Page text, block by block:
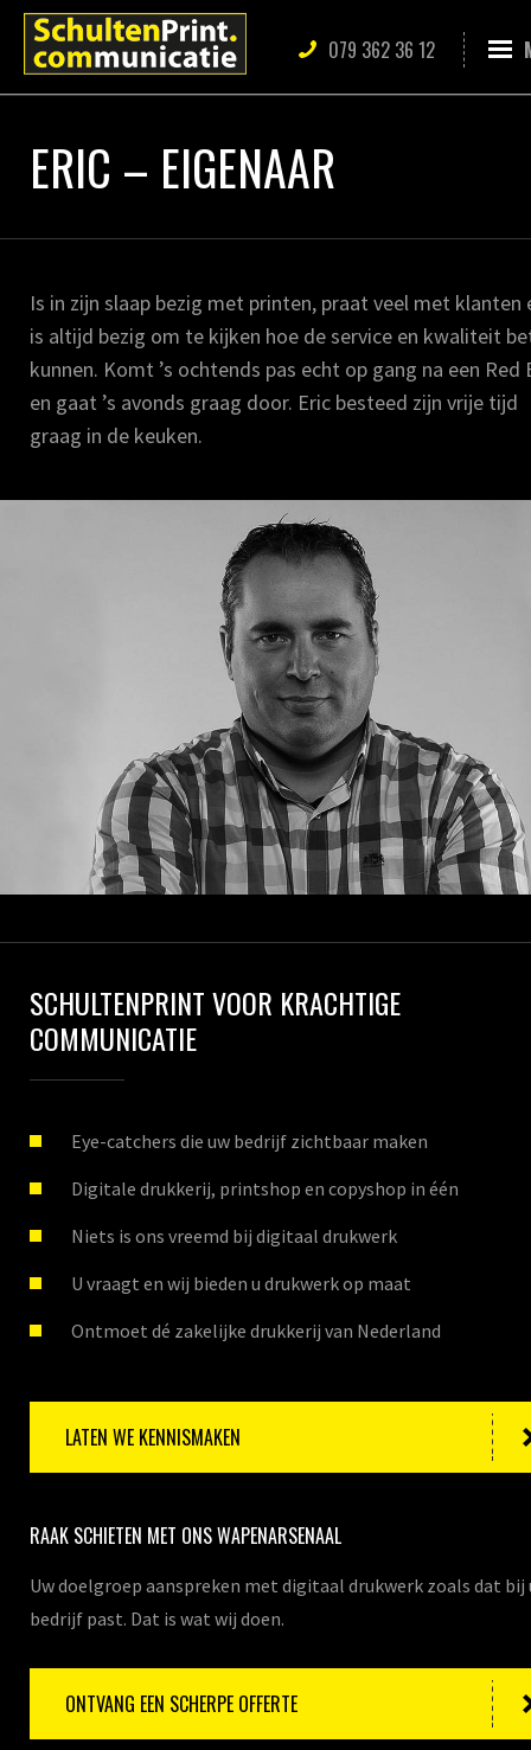
079 362 36 12
ERIC – EIGENAAR
Is in zijn slaap bezig met printen, praat veel met klanten
is altijd bezig om te kijken hoe de service en kwaliteit
kunnen. Komt ’s ochtends pas echt op gang na een Red
en gaat ’s avonds graag door. Eric besteed zijn vrije tijd
graag in de keuken.
SCHULTENPRINT VOOR KRACHTIGE
COMMUNICATIE
Eye-catchers die uw bedrijf zichtbaar maken
Digitale drukkerij, printshop en copyshop in één
Niets is ons vreemd bij digitaal drukwerk
U vraagt en wij bieden u drukwerk op maat
Ontmoet dé zakelijke drukkerij van Nederland
LATEN WE KENNISMAKEN
RAAK SCHIETEN MET ONS WAPENARSENAAL
Uw doelgroep aanspreken met digitaal drukwerk zoals dat bij
bedrijf past. Dat is wat wij doen.
ONTVANG EEN SCHERPE OFFERTE